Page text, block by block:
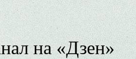
на «Дзен»